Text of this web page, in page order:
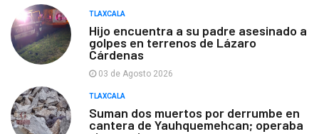
TLAXCALA
Hijo encuentra a su padre asesinado a
golpes en terrenos de Lázaro
Cárdenas
03 de Agosto 2026
TLAXCALA
Suman dos muertos por derrumbe en
cantera de Yauhquemehcan; operaba